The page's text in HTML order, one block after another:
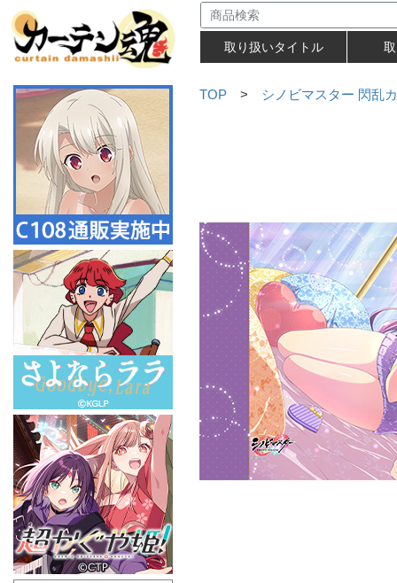
取り扱いタイトル
TOP > シノビマスター 閃乱